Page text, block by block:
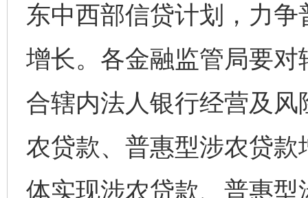
东中西部信贷计划，力
增长。各金融监管局要
合辖内法人银行经营及
农贷款、普惠型涉农贷
体实现涉农贷款、普惠